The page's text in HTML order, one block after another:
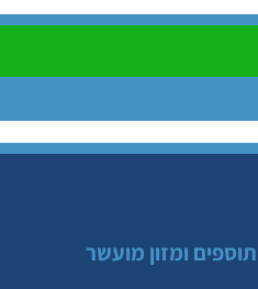
תוספים ומזון מועשר